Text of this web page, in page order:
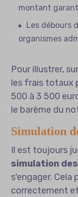
montant
Les débours
organismes
Pour illustrer,
les frais totaux
500 à 3 500
le barème du
Simulation
Il est toujours
simulation
s'engager.
correctement